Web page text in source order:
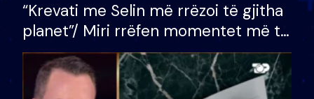
“Krevati me Selin më rrëzoi të gjitha
planet”/ Miri rrëfen momentet më të
bukura në shtëpinë e BB VIP: Do më
mungojë zilja e mëngjesit kur…